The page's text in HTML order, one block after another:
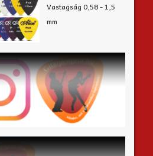
Vastagság 0,58 - 1,5
mm